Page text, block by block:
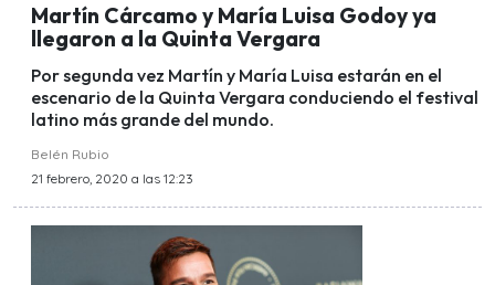
Martín Cárcamo y María Luisa Godoy ya
llegaron a la Quinta Vergara
Por segunda vez Martín y María Luisa estarán en el
escenario de la Quinta Vergara conduciendo el festival
latino más grande del mundo.
Belén Rubio
21 febrero, 2020 a las 12:23